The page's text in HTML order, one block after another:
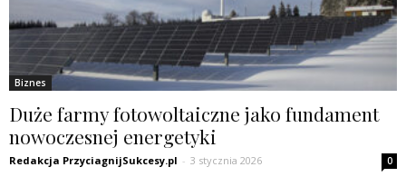
Biznes
Duże farmy fotowoltaiczne jako fundament
nowoczesnej energetyki
Redakcja PrzyciagnijSukcesy.pl - 3 stycznia 2026 0